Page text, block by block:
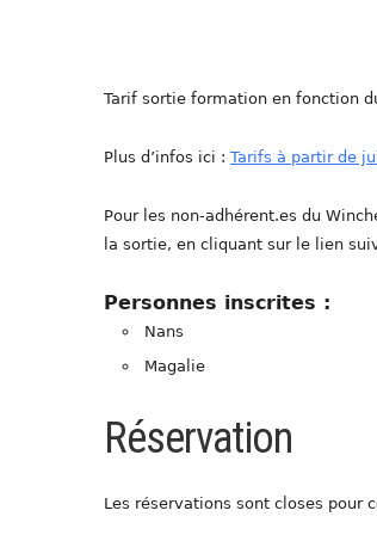
Tarif sortie formation en fonction
Plus d’infos ici : Tarifs à partir de
Pour les non-adhérent.es du
la sortie, en cliquant sur le lien
Personnes inscrites :
Nans
Magalie
Réservation
Les réservations sont closes pour